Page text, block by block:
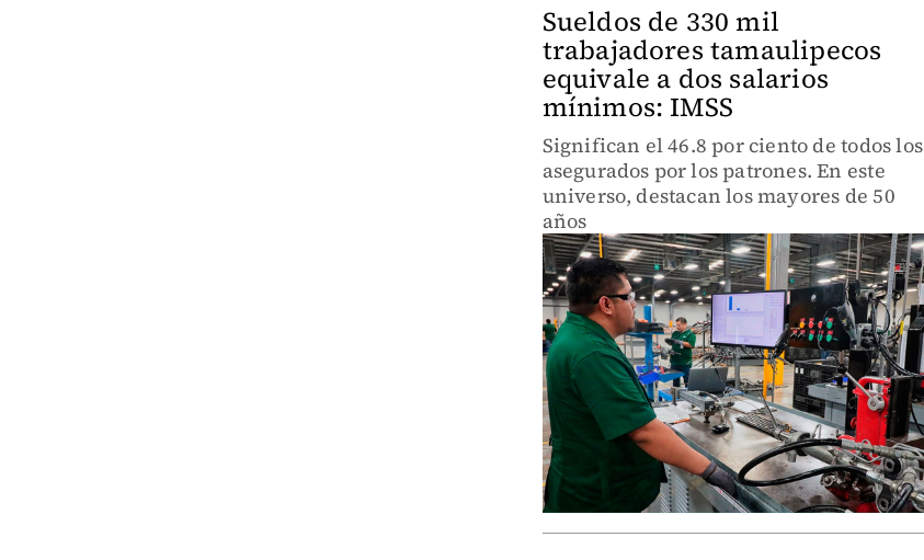
Sueldos de 330 mil
trabajadores tamaulipecos
equivale a dos salarios
mínimos: IMSS
Significan el 46.8 por ciento de todos los
asegurados por los patrones. En este
universo, destacan los mayores de 50
años